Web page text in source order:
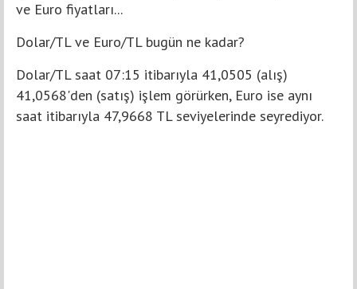
ve Euro fiyatları...
Dolar/TL ve Euro/TL bugün ne kadar?
Dolar/TL saat 07:15 itibarıyla 41,0505 (alış)
41,0568'den (satış) işlem görürken, Euro ise aynı
saat itibarıyla 47,9668 TL seviyelerinde seyrediyor.